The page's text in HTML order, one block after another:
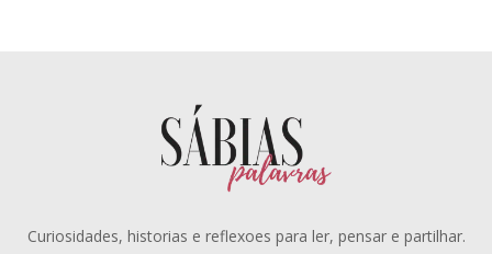
Curiosidades, historias e reflexoes para ler, pensar e partilhar.